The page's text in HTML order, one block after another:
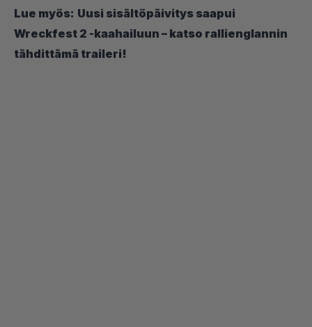
Lue myös: Uusi sisältöpäivitys saapui
Wreckfest 2 -kaahailuun – katso rallienglannin
tähdittämä traileri!